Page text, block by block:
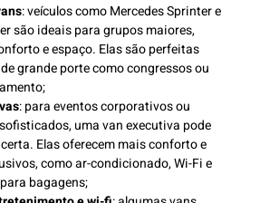
: veículos como Mercedes Sprinter e
são ideais para grupos maiores,
e espaço. Elas são perfeitas
grande porte como congressos ou
: para eventos corporativos ou
uma van executiva pode
Elas oferecem mais conforto e
como ar-condicionado, Wi-Fi e
bagagens;